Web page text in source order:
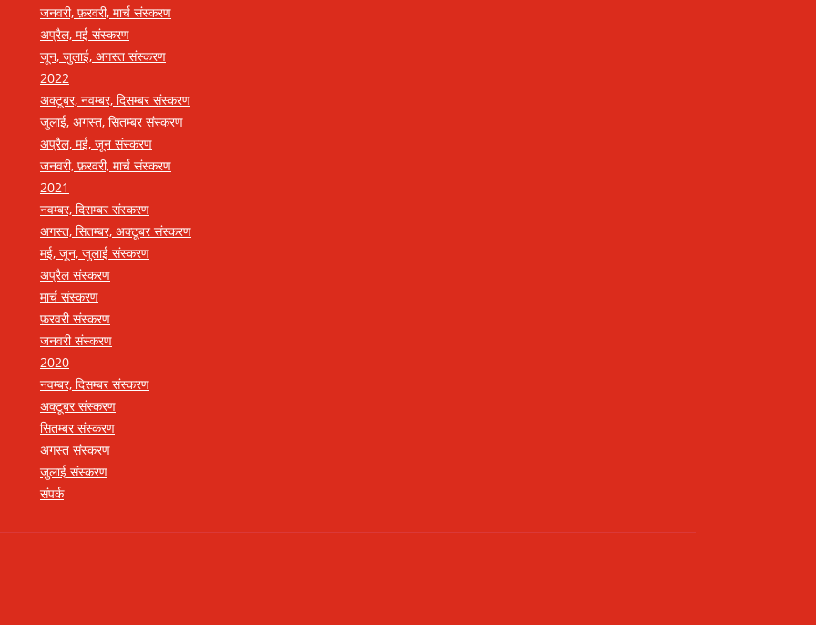
जनवरी, फ़रवरी, मार्च संस्करण
अप्रैल, मई संस्करण
जून, जुलाई, अगस्त संस्करण
2022
अक्टूबर, नवम्बर, दिसम्बर संस्करण
जुलाई, अगस्त, सितम्बर संस्करण
अप्रैल, मई, जून संस्करण
जनवरी, फ़रवरी, मार्च संस्करण
2021
नवम्बर, दिसम्बर संस्करण
अगस्त, सितम्बर, अक्टूबर संस्करण
मई, जून, जुलाई संस्करण
अप्रैल संस्करण
मार्च संस्करण
फ़रवरी संस्करण
जनवरी संस्करण
2020
नवम्बर, दिसम्बर संस्करण
अक्टूबर संस्करण
सितम्बर संस्करण
अगस्त संस्करण
जुलाई संस्करण
संपर्क